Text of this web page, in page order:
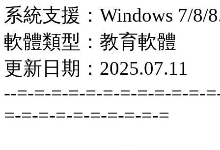
系統支援：Windows 7/8/
軟體類型：教育軟體
更新日期：2025.07.11
--=-=-=-=-=-=-=-=-=-=-=-
=-=-=-=-=-=-=-=-=-=